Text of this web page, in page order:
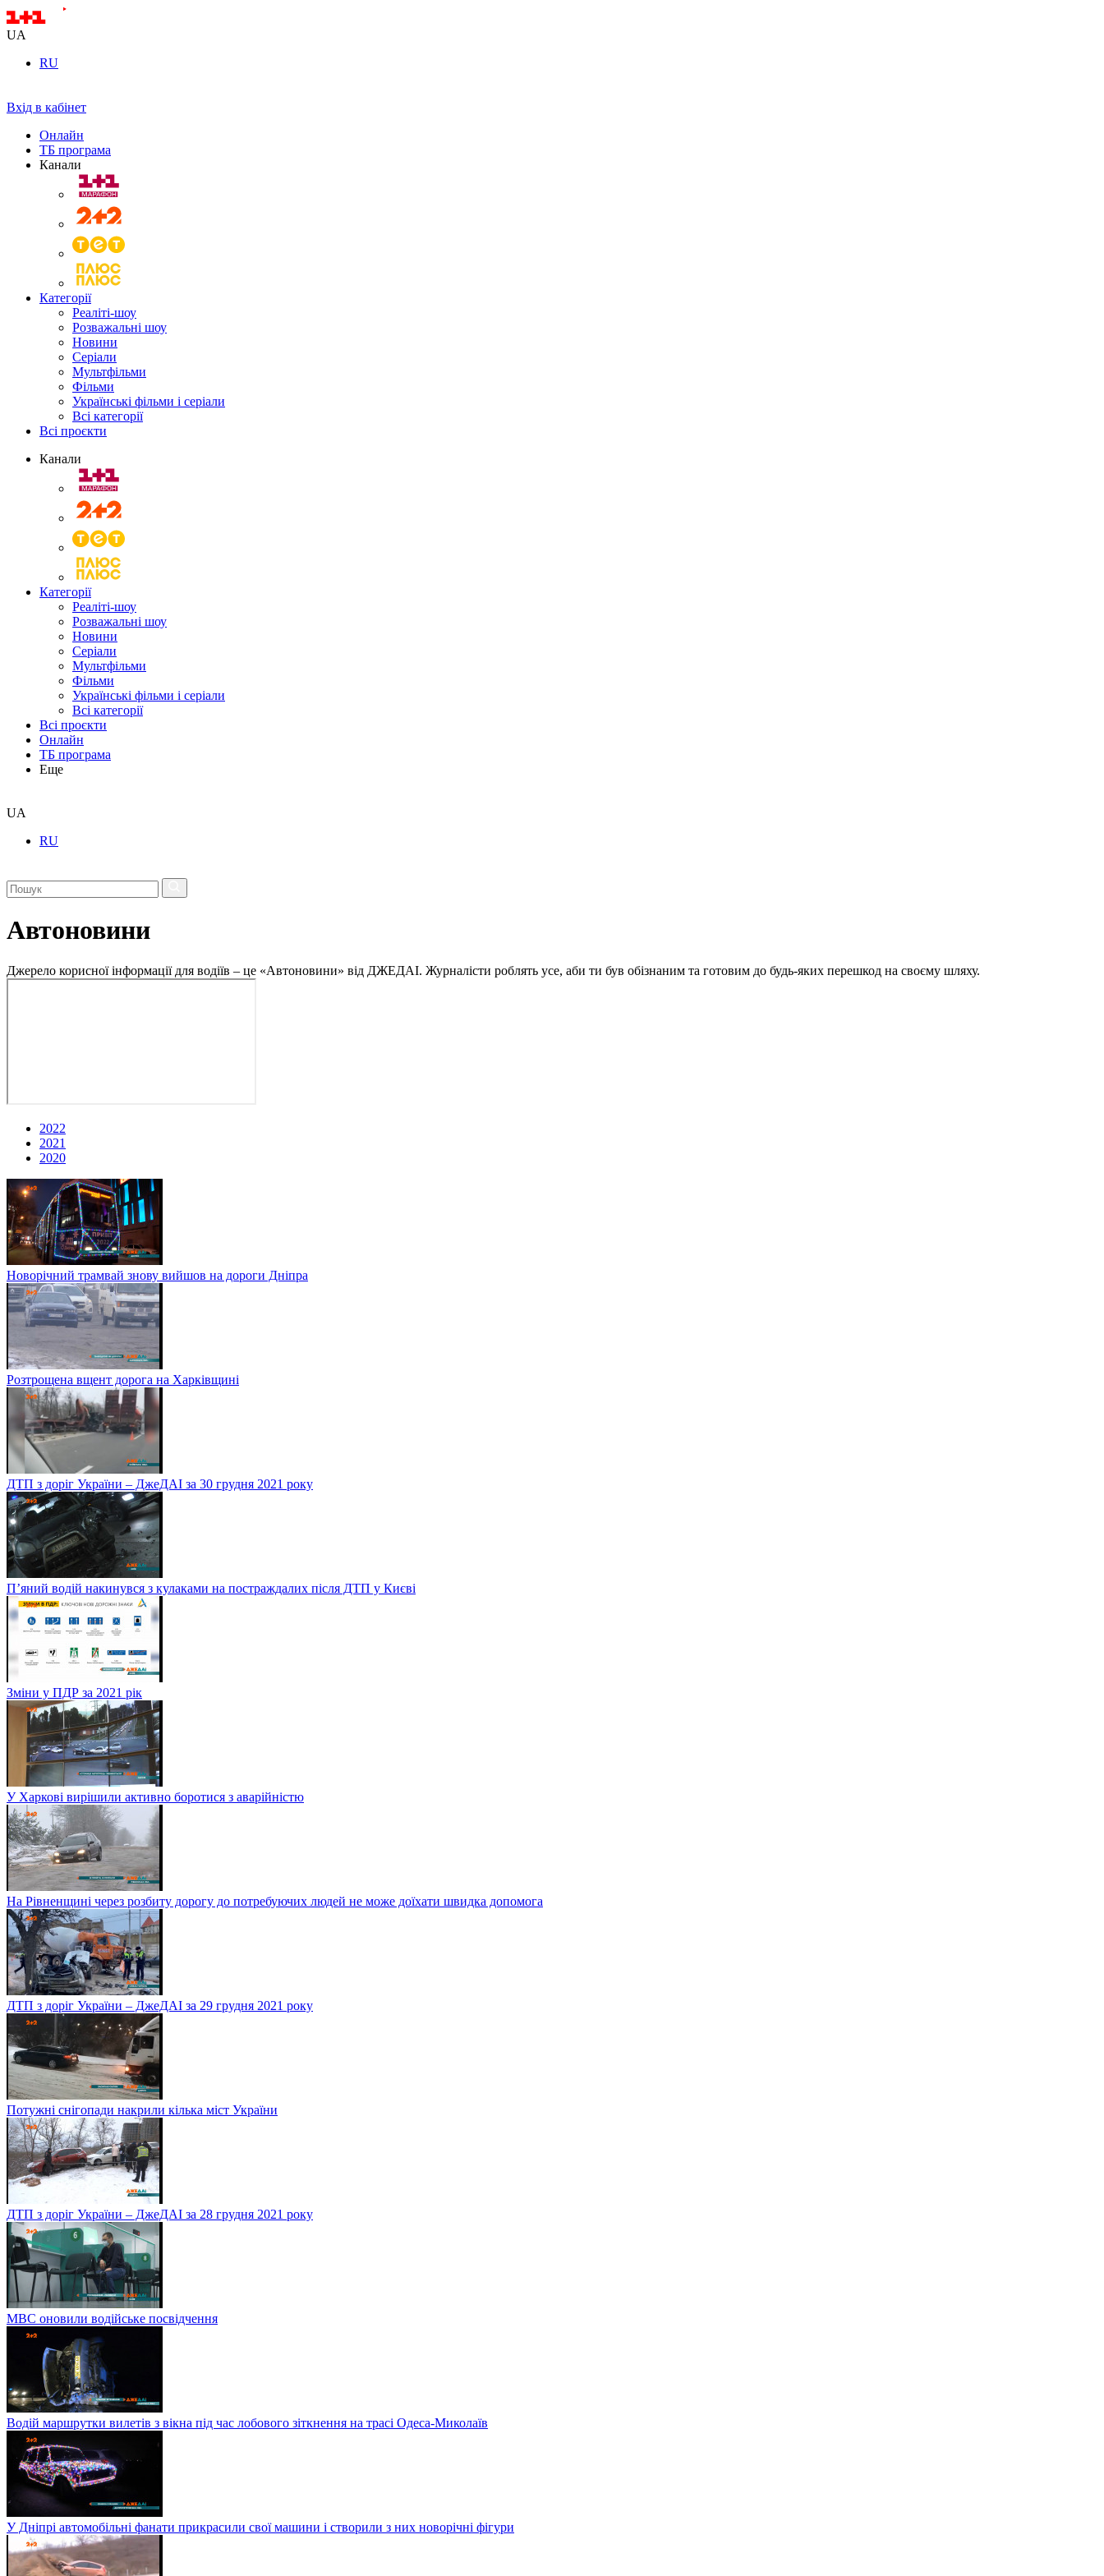
UA
RU
Вхід в кабінет
Онлайн
ТБ програма
Канали
Категорії
Реаліті-шоу
Розважальні шоу
Новини
Серіали
Мультфільми
Фільми
Українські фільми і серіали
Всі категорії
Всі проєкти
Канали
Категорії
Реаліті-шоу
Розважальні шоу
Новини
Серіали
Мультфільми
Фільми
Українські фільми і серіали
Всі категорії
Всі проєкти
Онлайн
ТБ програма
Еще
UA
RU
Автоновини
Джерело корисної інформації для водіїв – це «Автоновини» від ДЖЕДАІ. Журналісти роблять усе, аби ти був обізнаним та готовим до будь-яких перешкод на своєму шляху.
2022
2021
2020
Новорічний трамвай знову вийшов на дороги Дніпра
Розтрощена вщент дорога на Харківщині
ДТП з доріг України – ДжеДАІ за 30 грудня 2021 року
П’яний водій накинувся з кулаками на постраждалих після ДТП у Києві
Зміни у ПДР за 2021 рік
У Харкові вирішили активно боротися з аварійністю
На Рівненщині через розбиту дорогу до потребуючих людей не може доїхати швидка допомога
ДТП з доріг України – ДжеДАІ за 29 грудня 2021 року
Потужні снігопади накрили кілька міст України
ДТП з доріг України – ДжеДАІ за 28 грудня 2021 року
МВС оновили водійське посвідчення
Водій маршрутки вилетів з вікна під час лобового зіткнення на трасі Одеса-Миколаїв
У Дніпрі автомобільні фанати прикрасили свої машини і створили з них новорічні фігури